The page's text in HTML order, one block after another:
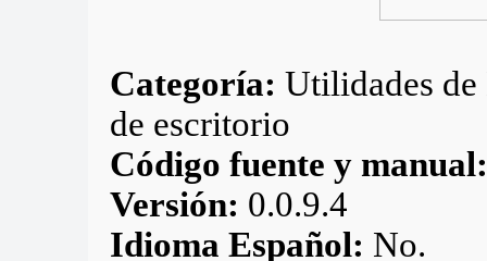
Categoría: Utilidades
de escritorio
Código fuente y
Versión: 0.0.9.4
Idioma Español: No.